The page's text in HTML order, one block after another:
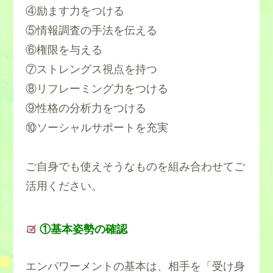
④励ます力をつける
⑤情報調査の手法を伝える
⑥権限を与える
⑦ストレングス視点を持つ
⑧リフレーミング力をつける
⑨性格の分析力をつける
⑩ソーシャルサポートを充実
ご自身でも使えそうなものを組み合わせてご
活用ください。
①基本姿勢の確認
エンパワーメントの基本は、相手を「受け身